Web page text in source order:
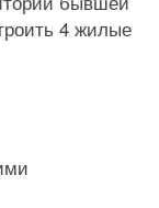
4 жилые